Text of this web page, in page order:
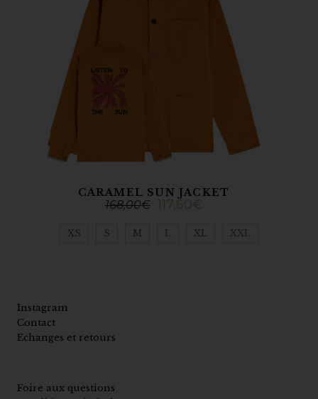
CARAMEL SUN JACKET
168,00€ 117,60€
XS S M L XL XXL
Instagram
Contact
Echanges et retours
Foire aux questions